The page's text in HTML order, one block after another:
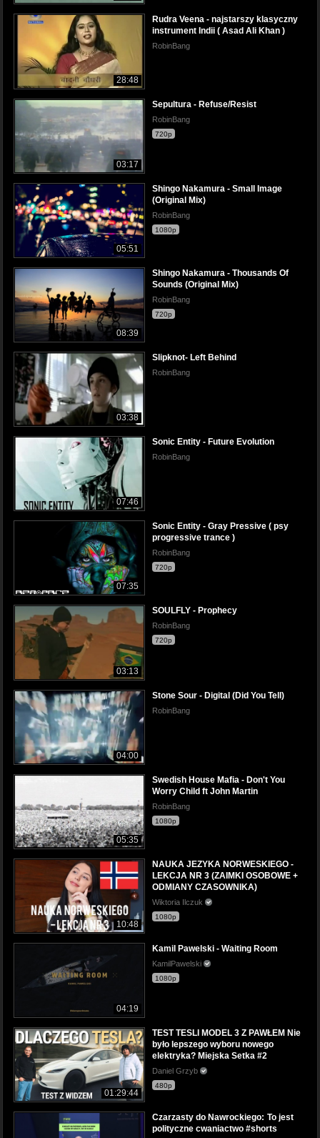
28:48
Rudra Veena - najstarszy klasyczny
instrument Indii ( Asad Ali Khan )
RobinBang
03:17
Sepultura - Refuse/Resist
RobinBang
720p
05:51
Shingo Nakamura - Small Image
(Original Mix)
RobinBang
1080p
08:39
Shingo Nakamura - Thousands Of
Sounds (Original Mix)
RobinBang
720p
03:38
Slipknot- Left Behind
RobinBang
07:46
Sonic Entity - Future Evolution
RobinBang
07:35
Sonic Entity - Gray Pressive ( psy
progressive trance )
RobinBang
720p
03:13
SOULFLY - Prophecy
RobinBang
720p
04:00
Stone Sour - Digital (Did You Tell)
RobinBang
05:35
Swedish House Mafia - Don't You
Worry Child ft John Martin
RobinBang
1080p
10:48
NAUKA JEZYKA NORWESKIEGO -
LEKCJA NR 3 (ZAIMKI OSOBOWE +
ODMIANY CZASOWNIKA)
Wiktoria Ilczuk
1080p
04:19
Kamil Pawelski - Waiting Room
KamilPawelski
1080p
01:29:44
TEST TESLI MODEL 3 Z PAWŁEM Nie
było lepszego wyboru nowego
elektryka? Miejska Setka #2
Daniel Grzyb
480p
Czarzasty do Nawrockiego: To jest
polityczne cwaniactwo #shorts